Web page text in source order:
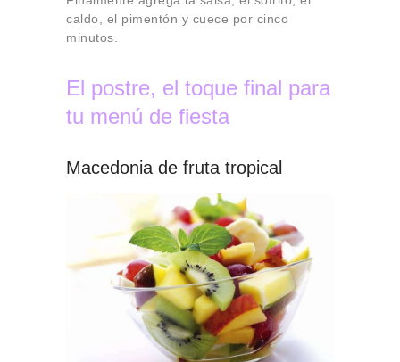
caldo, el pimentón y cuece por cinco
minutos.
El postre, el toque final para
tu menú de fiesta
Macedonia de fruta tropical